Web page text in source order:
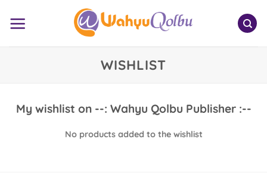
WISHLIST
My wishlist on --: Wahyu Qolbu Publisher :--
No products added to the wishlist